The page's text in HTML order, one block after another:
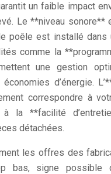
un faible impact
Le **niveau sonore**
poêle est installé dans
comme la
une gestion
d’énergie.
correspondre à
à la **facilité
détachées.
les offres des
bas, signe possible